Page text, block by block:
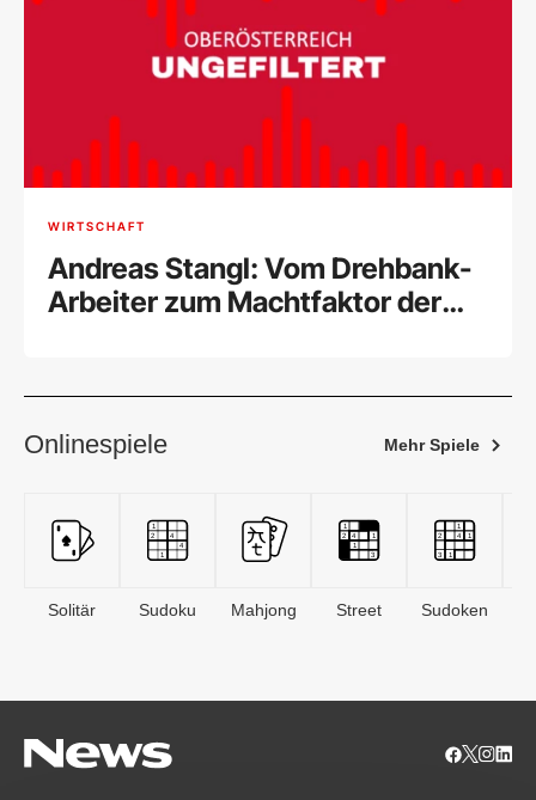
WIRTSCHAFT
Andreas Stangl: Vom Drehbank-
Arbeiter zum Machtfaktor der
Onlinespiele Mehr Spiele
Solitär Sudoku Mahjong Street Sudoken